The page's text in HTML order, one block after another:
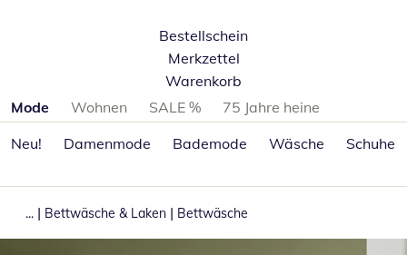
Bestellschein
Merkzettel
Warenkorb
Produktkategorien überspringen
Mode Wohnen SALE %
75 Jahre heine
Neu!
Damenmode Bademode Wäsche Schuhe
... | Bettwäsche & Laken | Bettwäsche